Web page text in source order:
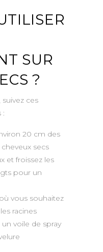
SUR
?
ces
:
20 cm des
secs
et froissez les
pour un
vous souhaitez
racines
voile de spray